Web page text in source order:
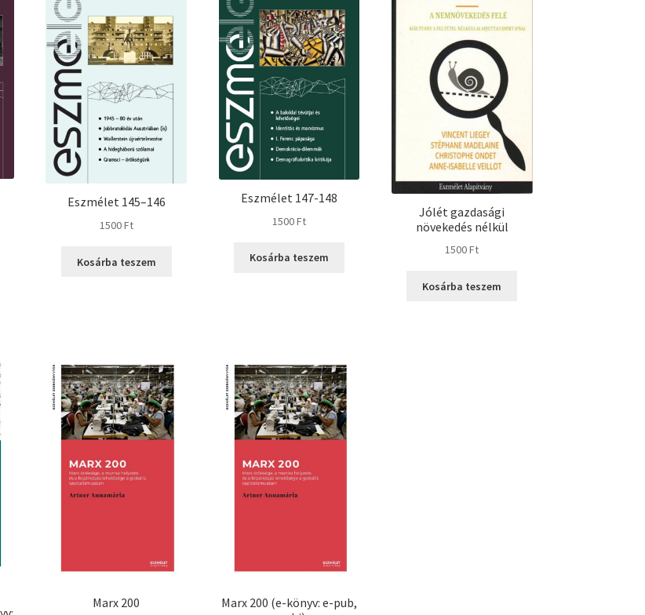
Eszmélet 145–146
1500Ft
Kosárba teszem
Eszmélet 147-148
1500Ft
Kosárba teszem
Jólét gazdasági
növekedés nélkül
1500Ft
Kosárba teszem
Marx 200
Marx 200 (e-könyv: e-pub,